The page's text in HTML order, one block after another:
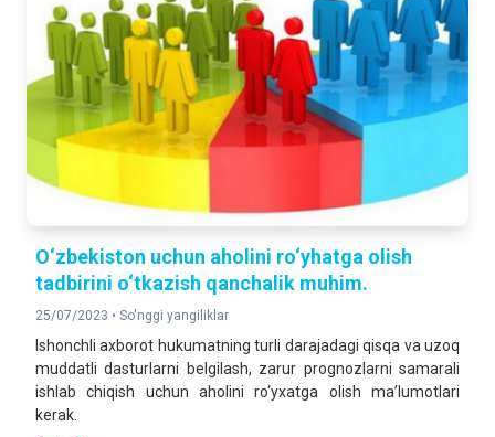
O‘zbekiston uchun aholini ro‘yhatga olish
tadbirini o‘tkazish qanchalik muhim.
25/07/2023 • So'nggi yangiliklar
Ishonchli axborot hukumatning turli darajadagi qisqa va uzoq
muddatli dasturlarni belgilash, zarur prognozlarni samarali
ishlab chiqish uchun aholini ro‘yxatga olish maʼlumotlari
kerak.